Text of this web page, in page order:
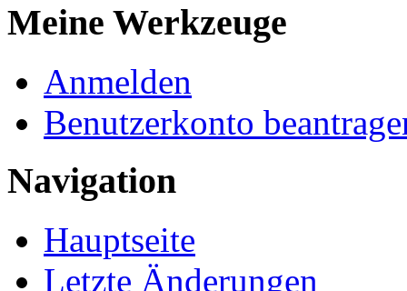
Meine Werkzeuge
Anmelden
Benutzerkonto
Navigation
Hauptseite
Letzte Änderungen